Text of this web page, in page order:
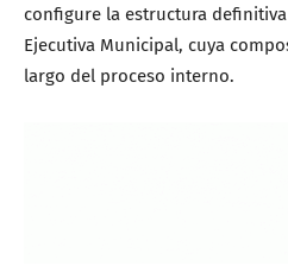
configure la estructura
Ejecutiva Municipal, cuya
largo del proceso interno.